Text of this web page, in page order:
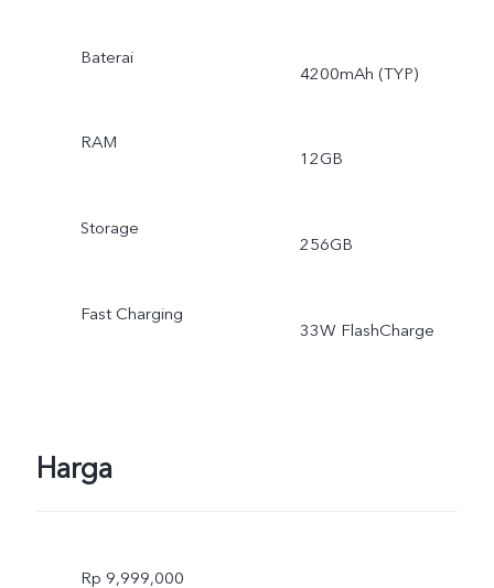
Baterai
4200mAh (TYP)
RAM
12GB
Storage
256GB
Fast Charging
33W FlashCharge
Harga
Rp 9,999,000